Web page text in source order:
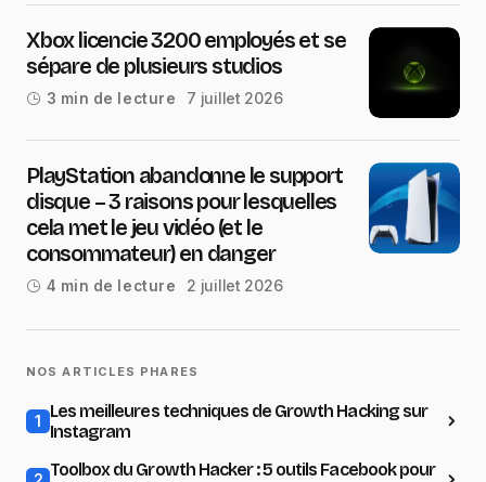
Xbox licencie 3200 employés et se
sépare de plusieurs studios
3 min de lecture 7 juillet 2026
PlayStation abandonne le support
disque – 3 raisons pour lesquelles
cela met le jeu vidéo (et le
consommateur) en danger
4 min de lecture 2 juillet 2026
NOS ARTICLES PHARES
1 Les meilleures techniques de Growth Hacking sur
Instagram
Toolbox du Growth Hacker : 5 outils Facebook pour